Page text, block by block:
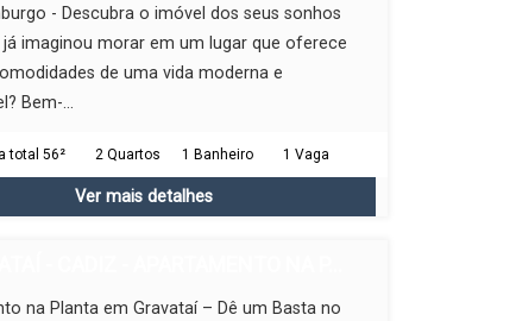
- Descubra o imóvel dos seus sonhos
já imaginou morar em um lugar que oferece
de uma vida moderna e
Bem-...
total 56² 2 Quartos 1 Banheiro 1 Vaga
Ver mais detalhes
na Planta em Gravataí – Dê um Basta no